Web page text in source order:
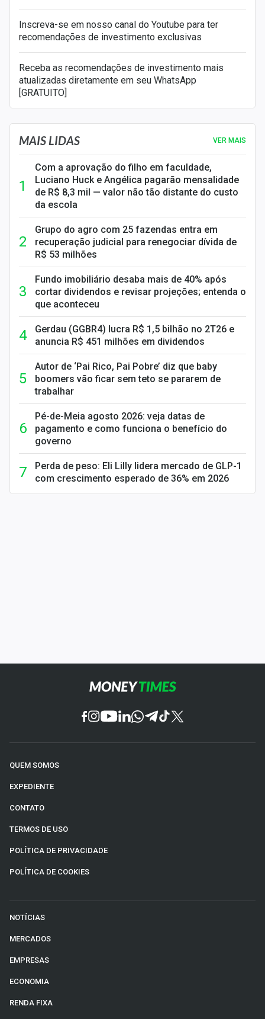
Inscreva-se em nosso canal do Youtube para ter
recomendações de investimento exclusivas
Receba as recomendações de investimento mais
atualizadas diretamente em seu WhatsApp
[GRATUITO]
MAIS LIDAS VER MAIS
Com a aprovação do filho em faculdade,
Luciano Huck e Angélica pagarão mensalidade
de R$ 8,3 mil — valor não tão distante do custo
da escola
Grupo do agro com 25 fazendas entra em
recuperação judicial para renegociar dívida de
R$ 53 milhões
Fundo imobiliário desaba mais de 40% após
cortar dividendos e revisar projeções; entenda o
que aconteceu
Gerdau (GGBR4) lucra R$ 1,5 bilhão no 2T26 e
anuncia R$ 451 milhões em dividendos
Autor de ‘Pai Rico, Pai Pobre’ diz que baby
boomers vão ficar sem teto se pararem de
trabalhar
Pé-de-Meia agosto 2026: veja datas de
pagamento e como funciona o benefício do
governo
Perda de peso: Eli Lilly lidera mercado de GLP-1
com crescimento esperado de 36% em 2026
QUEM SOMOS
EXPEDIENTE
CONTATO
TERMOS DE USO
POLÍTICA DE PRIVACIDADE
POLÍTICA DE COOKIES
NOTÍCIAS
MERCADOS
EMPRESAS
ECONOMIA
RENDA FIXA